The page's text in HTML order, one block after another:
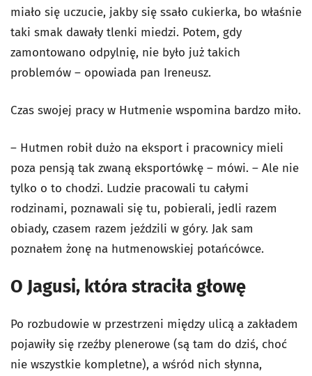
miało się uczucie, jakby się ssało cukierka, bo właśnie
taki smak dawały tlenki miedzi. Potem, gdy
zamontowano odpylnię, nie było już takich
problemów – opowiada pan Ireneusz.
Czas swojej pracy w Hutmenie wspomina bardzo miło.
– Hutmen robił dużo na eksport i pracownicy mieli
poza pensją tak zwaną eksportówkę – mówi. – Ale nie
tylko o to chodzi. Ludzie pracowali tu całymi
rodzinami, poznawali się tu, pobierali, jedli razem
obiady, czasem razem jeździli w góry. Jak sam
poznałem żonę na hutmenowskiej potańcówce.
O Jagusi, która straciła głowę
Po rozbudowie w przestrzeni między ulicą a zakładem
pojawiły się rzeźby plenerowe (są tam do dziś, choć
nie wszystkie kompletne), a wśród nich słynna,